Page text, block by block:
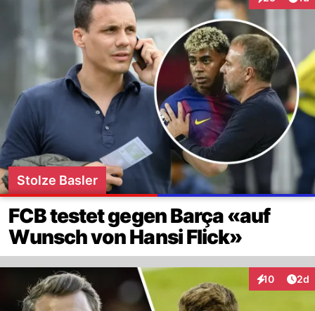
Interaktionen
Stolze Basler
FCB testet gegen Barça «auf
Wunsch von Hansi Flick»
10
Interaktionen
2d